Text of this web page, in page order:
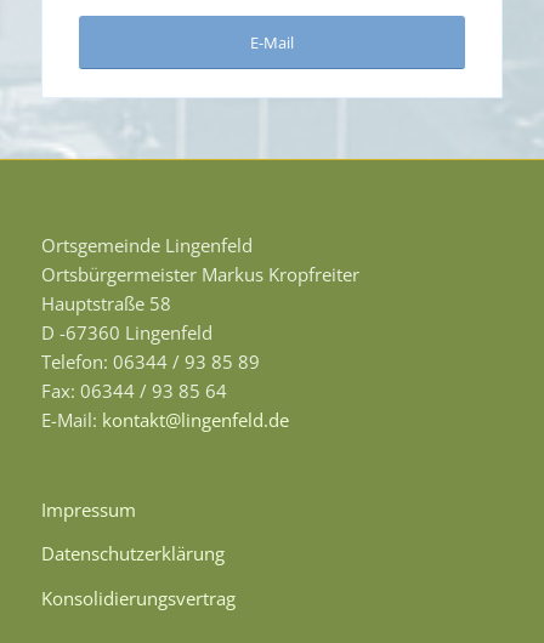
E-Mail
Ortsgemeinde Lingenfeld
Ortsbürgermeister Markus Kropfreiter
Hauptstraße 58
D -67360 Lingenfeld
Telefon: 06344 / 93 85 89
Fax: 06344 / 93 85 64
E-Mail: kontakt@lingenfeld.de
Impressum
Datenschutzerklärung
Konsolidierungsvertrag